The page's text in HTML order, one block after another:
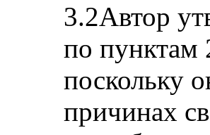
3.2Автор
по пунктам
поскольку
причинах